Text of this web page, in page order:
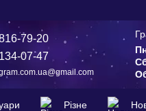
79-20
07-47
Різне